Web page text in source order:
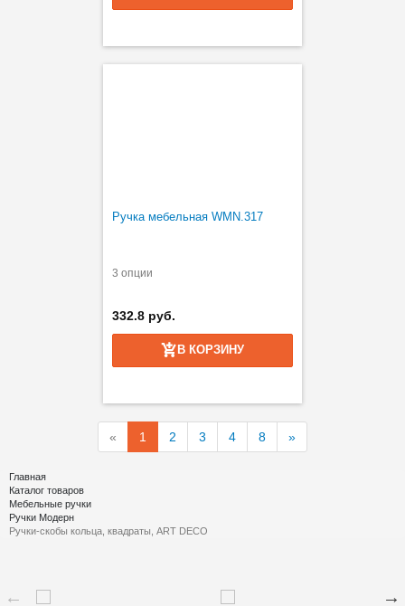
Ручка мебельная WMN.317
3 опции
332.8 руб.
В КОРЗИНУ
« 1 2 3 4 8 »
Главная
Каталог товаров
Мебельные ручки
Ручки Модерн
Ручки-скобы кольца, квадраты, ART DECO